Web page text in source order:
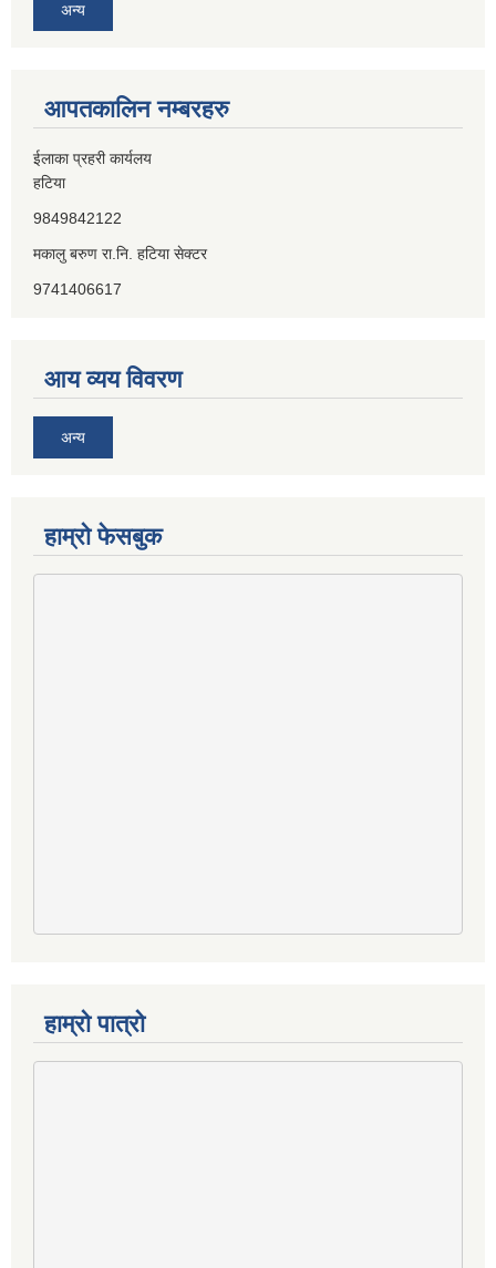
अन्य
आपतकालिन नम्बरहरु
ईलाका प्रहरी कार्यलय
हटिया
9849842122
मकालु बरुण रा.नि. हटिया सेक्टर
9741406617
आय व्यय विवरण
अन्य
हाम्राे फेसबुक
हाम्रो पात्रो